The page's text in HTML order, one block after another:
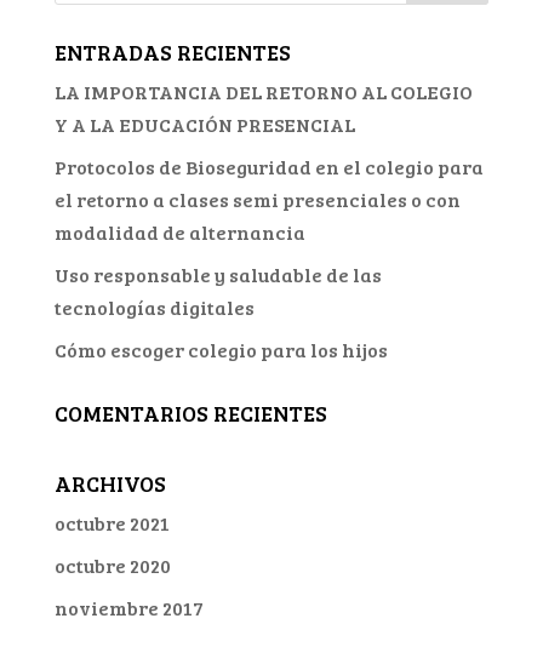
ENTRADAS RECIENTES
LA IMPORTANCIA DEL RETORNO AL COLEGIO
Y A LA EDUCACIÓN PRESENCIAL
Protocolos de Bioseguridad en el colegio para
el retorno a clases semi presenciales o con
modalidad de alternancia
Uso responsable y saludable de las
tecnologías digitales
Cómo escoger colegio para los hijos
COMENTARIOS RECIENTES
ARCHIVOS
octubre 2021
octubre 2020
noviembre 2017